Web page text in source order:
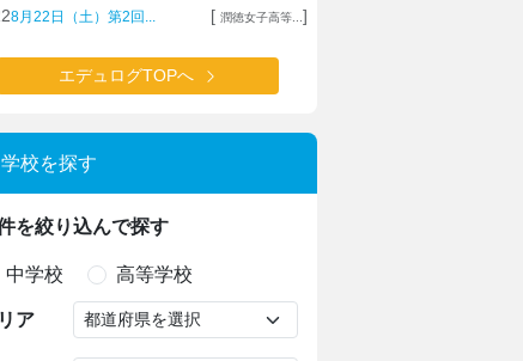
8月22日（土）第2回... [ 潤徳女子高等... ]
エデュログTOPへ
学校を探す
を絞り込んで探す
中学校 高等学校
ア